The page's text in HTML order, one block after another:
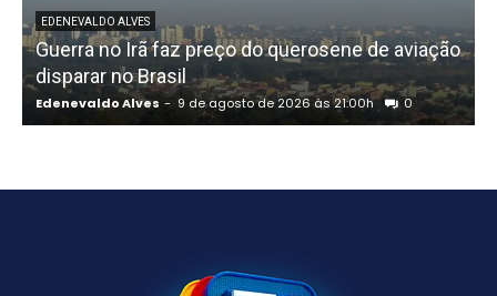
EDENEVALDO ALVES
Guerra no Irã faz preço do querosene de aviação
disparar no Brasil
Edenevaldo Alves - 9 de agosto de 2026 às 21:00h 0